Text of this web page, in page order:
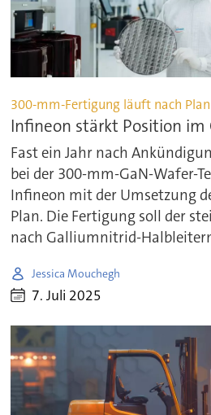
300-mm-Fertigung läuft nach Plan
Infineon stärkt Position im
Fast ein Jahr nach
bei der 300-mm-GaN-Wafer-
Infineon mit der Umsetzung
Plan. Die Fertigung soll der
nach Galliumnitrid-
Jessica Mouchegh
7. Juli 2025